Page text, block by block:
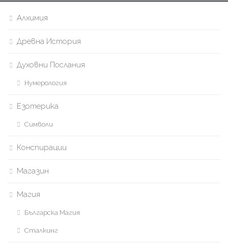
Алхимия
Древна История
Духовни Послания
Нумерология
Езотерика
Символи
Конспирации
Магазин
Магия
Българска Магия
Сталкинг